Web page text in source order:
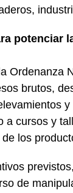
potenciar
Ordenanza
brutos,
a cursos y
los
de